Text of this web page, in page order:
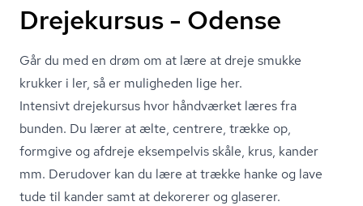
Drejekursus - Odense
Går du med en drøm om at lære at dreje smukke
krukker i ler, så er muligheden lige her.
Intensivt drejekursus hvor håndværket læres fra
bunden. Du lærer at ælte, centrere, trække op,
formgive og afdreje eksempelvis skåle, krus, kander
mm. Derudover kan du lære at trække hanke og lave
tude til kander samt at dekorerer og glaserer.